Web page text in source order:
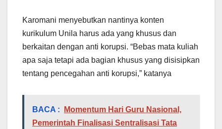
Karomani menyebutkan nantinya konten
kurikulum Unila harus ada yang khusus dan
berkaitan dengan anti korupsi. “Bebas mata kuliah
apa saja tetapi ada bagian khusus yang disisipkan
tentang pencegahan anti korupsi,” katanya
BACA :
Momentum Hari Guru Nasional,
Pemerintah Finalisasi Sentralisasi Tata